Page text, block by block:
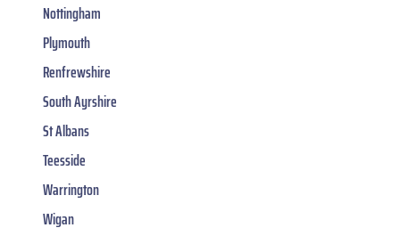
Nottingham
Plymouth
Renfrewshire
South Ayrshire
St Albans
Teesside
Warrington
Wigan